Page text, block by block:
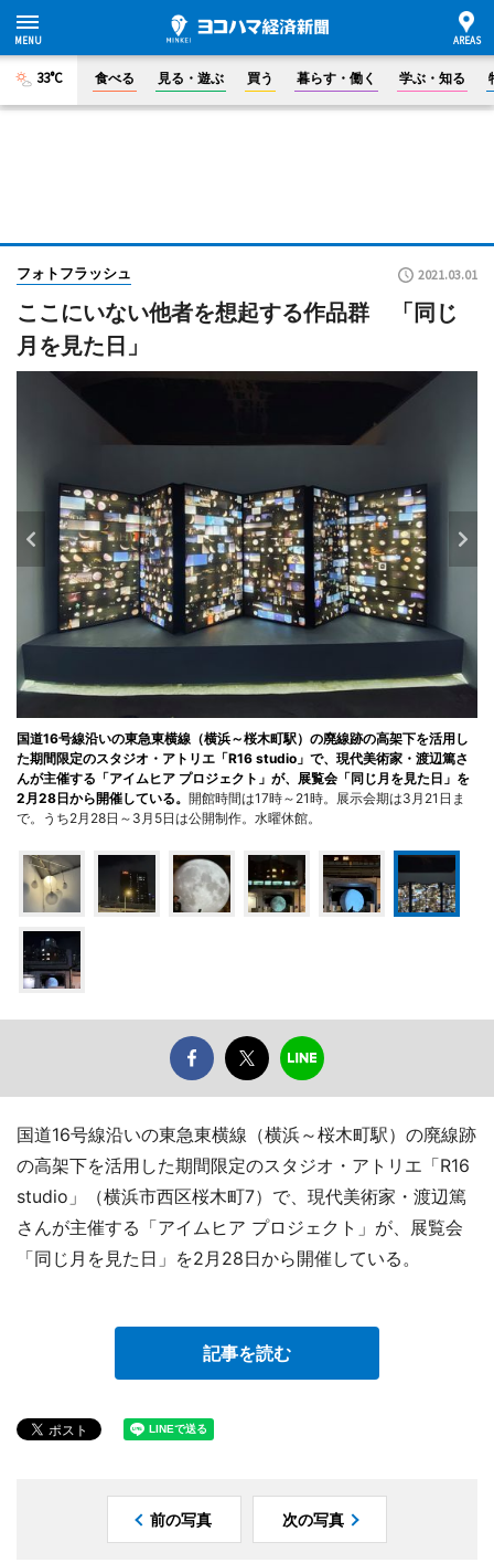
33°C 食べる 見る・遊ぶ 買う 暮らす・働く 学ぶ・知る
フォトフラッシュ 2021.03.01
ここにいない他者を想起する作品群 「同じ
月を見た日」
国道16号線沿いの東急東横線（横浜～桜木町駅）の廃線跡の高架下を活用し
た期間限定のスタジオ・アトリエ「R16 studio」で、現代美術家・渡辺篤さ
んが主催する「アイムヒア プロジェクト」が、展覧会「同じ月を見た日」を
2月28日から開催している。 開館時間は17時～21時。展示会期は3月21日ま
で。うち2月28日～3月5日は公開制作。水曜休館。
国道16号線沿いの東急東横線（横浜～桜木町駅）の廃線跡
の高架下を活用した期間限定のスタジオ・アトリエ「R16
studio」（横浜市西区桜木町7）で、現代美術家・渡辺篤
さんが主催する「アイムヒア プロジェクト」が、展覧会
「同じ月を見た日」を2月28日から開催している。
記事を読む
前の写真 次の写真